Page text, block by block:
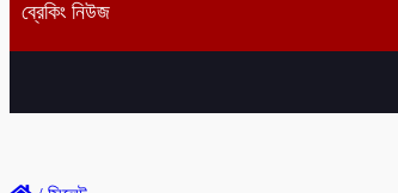
ব্রেকিং নিউজ